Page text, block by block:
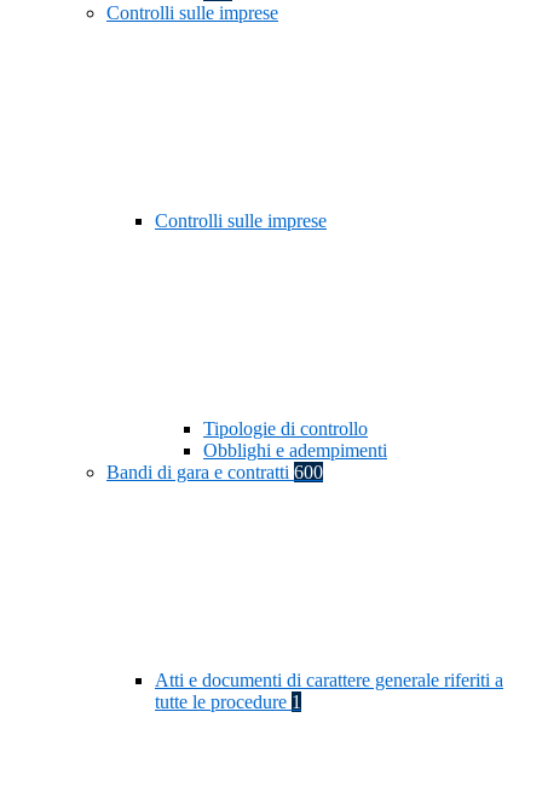
Controlli sulle imprese
Controlli sulle imprese
Tipologie di controllo
Obblighi e adempimenti
Bandi di gara e contratti 600
Atti e documenti di carattere generale riferiti a
tutte le procedure 1